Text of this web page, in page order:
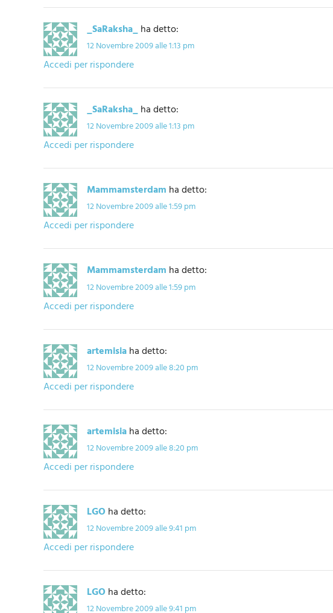
_SaRaksha_ha detto:
12 Novembre 2009 alle 1:13 pm
Accedi per rispondere
_SaRaksha_ha detto:
12 Novembre 2009 alle 1:13 pm
Accedi per rispondere
Mammamsterdam ha detto:
12 Novembre 2009 alle 1:59 pm
Accedi per rispondere
Mammamsterdam ha detto:
12 Novembre 2009 alle 1:59 pm
Accedi per rispondere
artemisiaha detto:
12 Novembre 2009 alle 8:20 pm
Accedi per rispondere
artemisiaha detto:
12 Novembre 2009 alle 8:20 pm
Accedi per rispondere
LGO ha detto:
12 Novembre 2009 alle 9:41 pm
Accedi per rispondere
LGO ha detto:
12 Novembre 2009 alle 9:41 pm